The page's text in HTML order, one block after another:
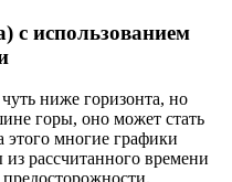
с использованием
ниже горизонта, но
горы, оно может стать
многие графики
рассчитанного времени